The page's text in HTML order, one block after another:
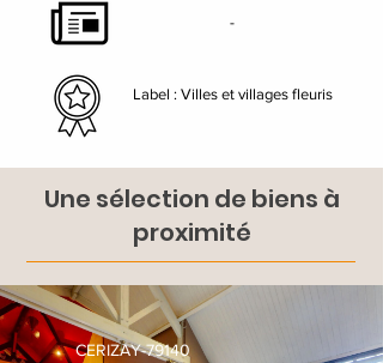
-
Label : Villes et villages fleuris
Une sélection de biens à
proximité
CERIZAY-79140